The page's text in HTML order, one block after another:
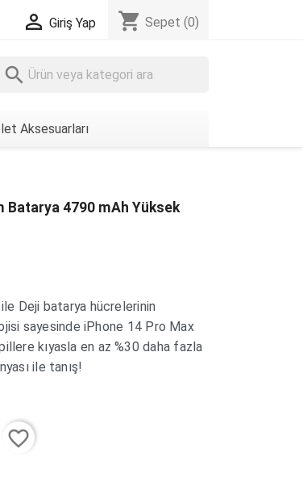
 Giriş Yap shopping_cart Sepet (0)
search
Aksesuarları
Batarya 4790 mAh Yüksek
Deji batarya hücrelerinin
sayesinde iPhone 14 Pro Max
kıyasla en az %30 daha fazla
ile tanış!
favorite_border